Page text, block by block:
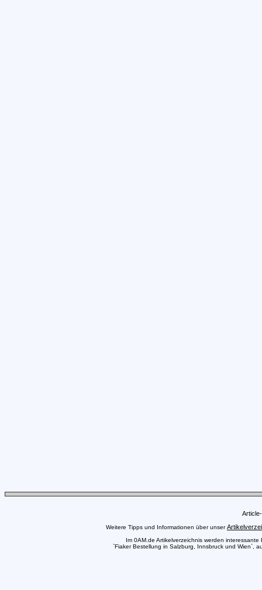
Weitere Tipps und Informationen über unser
Im 0AM.de Artikelverzeichnis werden
`Fiaker Bestellung in Salzburg, Innsbruck und Wien`,